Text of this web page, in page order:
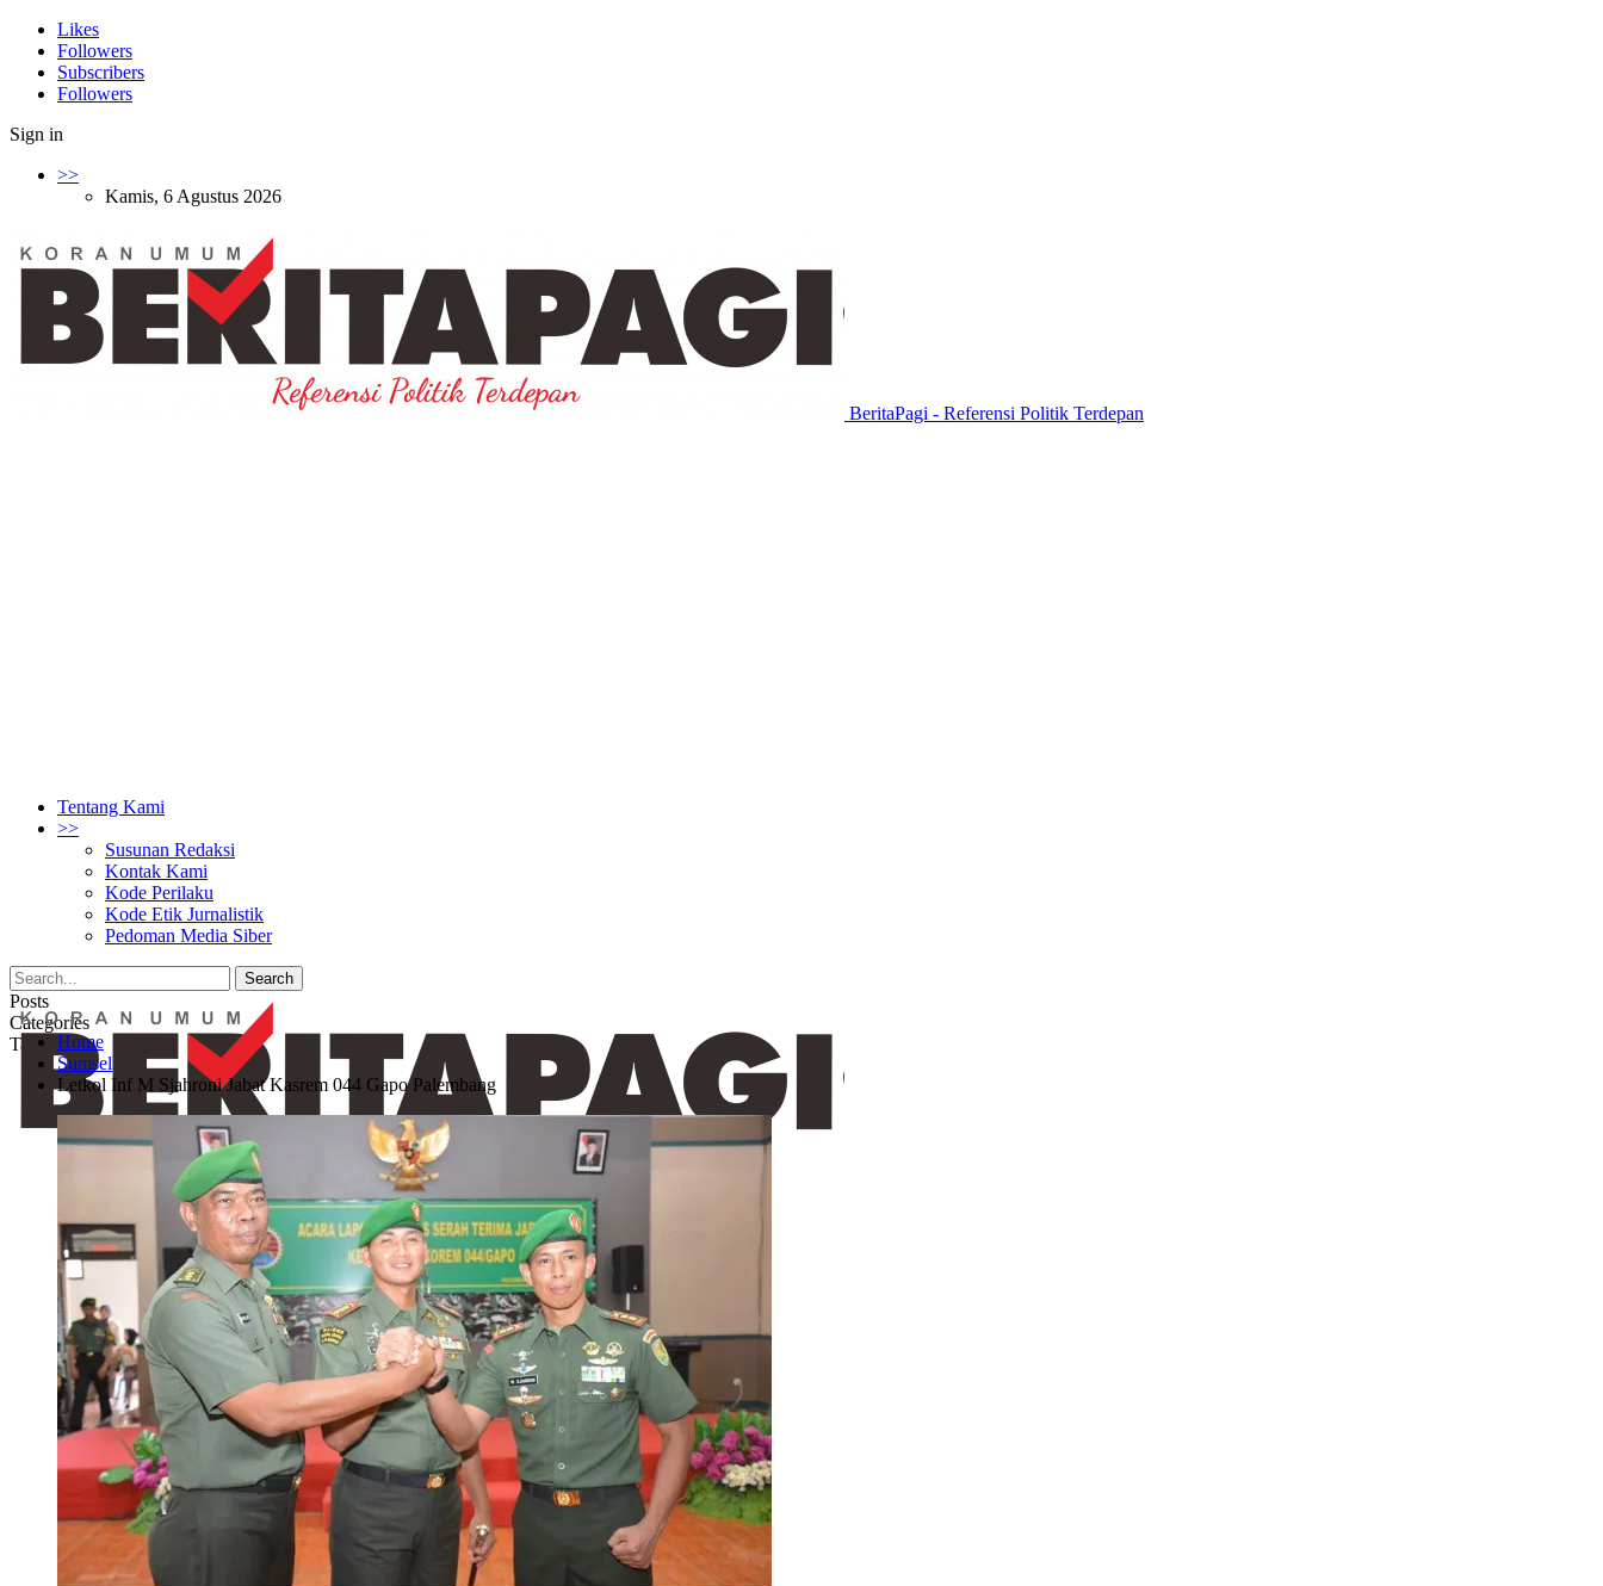
Likes
Followers
Subscribers
Followers
Sign in
>>
Kamis, 6 Agustus 2026
BeritaPagi - Referensi Politik Terdepan
Tentang Kami
>>
Susunan Redaksi
Kontak Kami
Kode Perilaku
Kode Etik Jurnalistik
Pedoman Media Siber
Posts
Categories
Tags
Home
Sumsel
Letkol Inf M Sjahroni Jabat Kasrem 044 Gapo Palembang